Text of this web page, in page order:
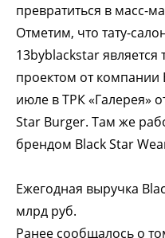
превратиться в масс-
Отметим, что тату-
13byblackstar
проектом от компании
июле в ТРК «Галерея»
Star Burger. Там же
брендом Black Star
Ежегодная выручка
млрд руб.
Ранее сообщалось о